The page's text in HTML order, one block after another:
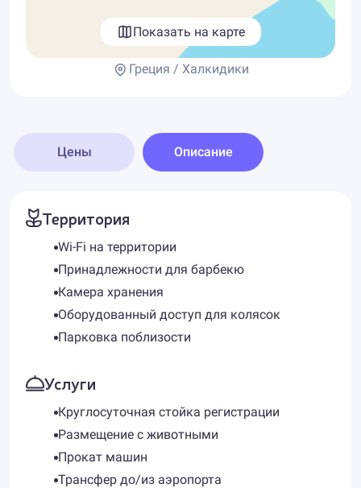
Показать на карте
Греция / Халкидики
Цены Описание
Территория
Wi-Fi на территории
Принадлежности для барбекю
Камера хранения
Оборудованный доступ для колясок
Парковка поблизости
Услуги
Круглосуточная стойка регистрации
Размещение с животными
Прокат машин
Трансфер до/из аэропорта